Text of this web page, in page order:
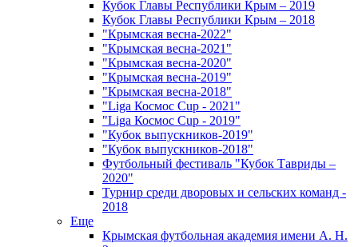
Кубок Главы Республики Крым – 2019
Кубок Главы Республики Крым – 2018
"Крымская весна-2022"
"Крымская весна-2021"
"Крымская весна-2020"
"Крымская весна-2019"
"Крымская весна-2018"
"Liga Космос Cup - 2021"
"Liga Космос Cup - 2019"
"Кубок выпускников-2019"
"Кубок выпускников-2018"
Футбольный фестиваль "Кубок Тавриды –
2020"
Турнир среди дворовых и сельских команд -
2018
Еще
Крымская футбольная академия имени А. Н.